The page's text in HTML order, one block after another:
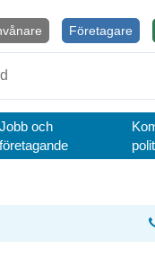
Företagare
Jobb och
företagande